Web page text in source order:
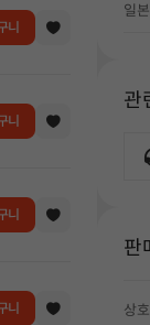
니
니
니
니
일
관
판
상호